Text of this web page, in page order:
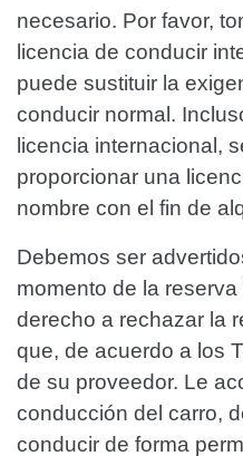
necesario. Por favor,
licencia de conducir
puede sustituir la
conducir normal.
licencia internacional,
proporcionar una
nombre con el fin de
Debemos ser
momento de la
derecho a rechazar la
que, de acuerdo a los
de su proveedor. Le
conducción del carro,
conducir de forma